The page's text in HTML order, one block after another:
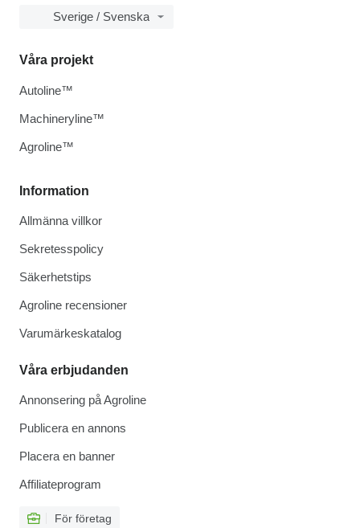
Sverige / Svenska
Information
Allmänna villkor
Sekretesspolicy
Säkerhetstips
Agroline recensioner
Varumärkeskatalog
Våra erbjudanden
Annonsering på Agroline
Publicera en annons
Placera en banner
Affiliateprogram
För företag
Våra projekt
Autoline™
Machineryline™
Agroline™